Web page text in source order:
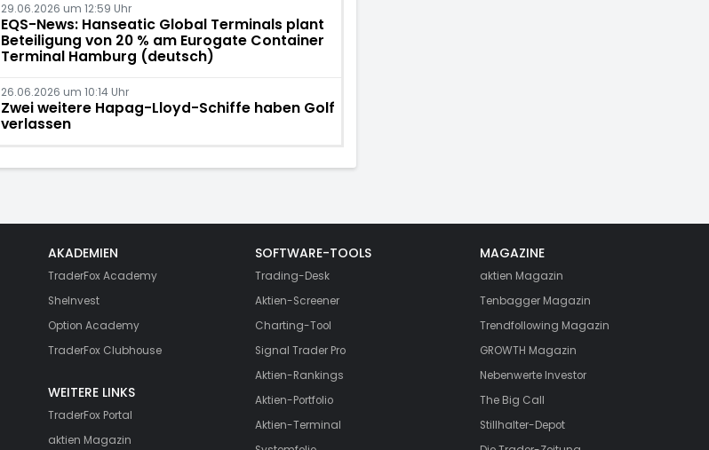
29.06.2026 um 12:59 Uhr
EQS-News: Hanseatic Global Terminals plant
Beteiligung von 20 % am Eurogate Container
Terminal Hamburg (deutsch)
26.06.2026 um 10:14 Uhr
Zwei weitere Hapag-Lloyd-Schiffe haben Golf
verlassen
AKADEMIEN
TraderFox Academy
SheInvest
Option Academy
TraderFox Clubhouse
WEITERE LINKS
TraderFox Portal
aktien Magazin
SOFTWARE-TOOLS
Trading-Desk
Aktien-Screener
Charting-Tool
Signal Trader Pro
Aktien-Rankings
Aktien-Portfolio
Aktien-Terminal
MAGAZINE
aktien Magazin
Tenbagger Magazin
Trendfollowing Magazin
GROWTH Magazin
Nebenwerte Investor
The Big Call
Stillhalter-Depot